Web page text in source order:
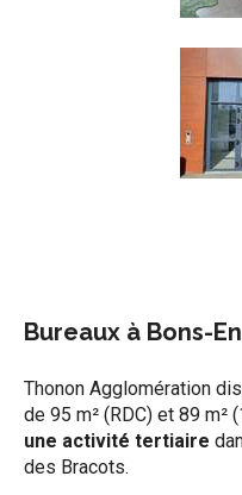
Bureaux à Bons-
Thonon Agglomération
de 95 m² (RDC) et 89 m²
une activité tertiaire
des Bracots.